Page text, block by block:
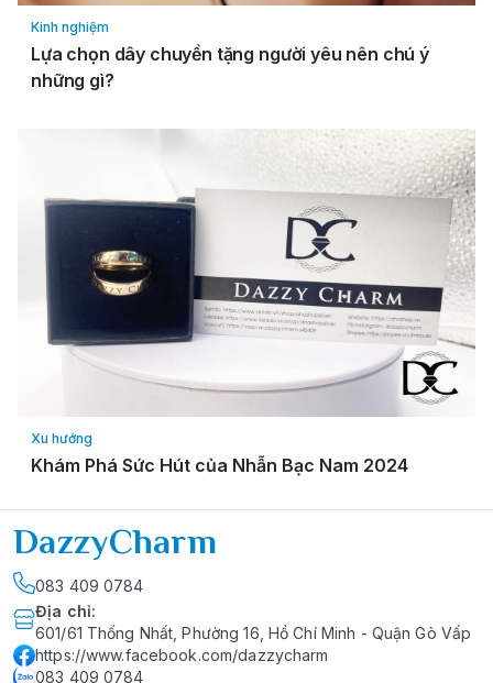
Kinh nghiệm
Lựa chọn dây chuyền tặng người yêu nên chú ý
những gì?
Xu hướng
Khám Phá Sức Hút của Nhẫn Bạc Nam 2024
DazzyCharm
083 409 0784
Địa chỉ:
601/61 Thống Nhất, Phường 16, Hồ Chí Minh - Quận Gò Vấp
https://www.facebook.com/dazzycharm
083 409 0784